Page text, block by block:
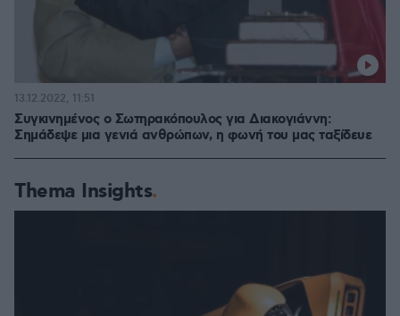
Συγκινημένος ο Σωτηρακόπουλος για Διακογιάννη:
Σημάδεψε μια γενιά ανθρώπων, η φωνή του μας ταξίδευε
13.12.2022, 11:51
Thema Insights